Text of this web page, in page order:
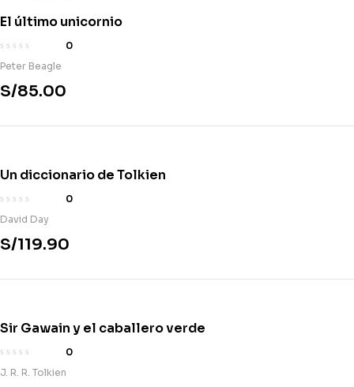
El último unicornio
0
Peter Beagle
S/85.00
Un diccionario de Tolkien
0
David Day
S/119.90
Sir Gawain y el caballero verde
0
J. R. R. Tolkien